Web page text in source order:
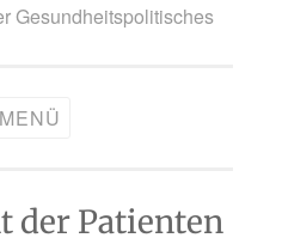
Gesundheitspolitisches
MENÜ
der Patienten